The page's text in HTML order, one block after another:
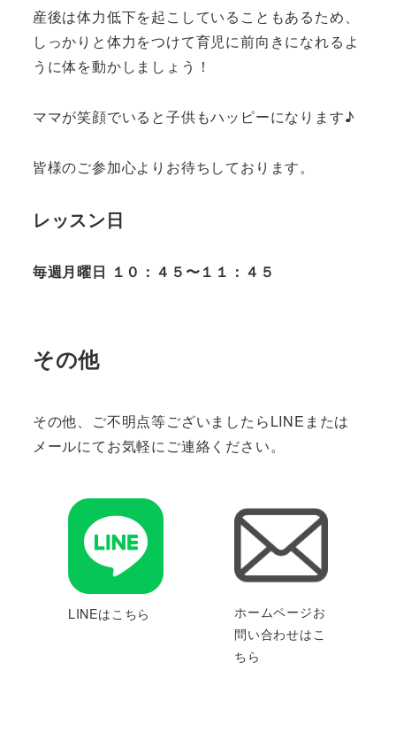
産後は体力低下を起こしていることもあるため、
しっかりと体力をつけて育児に前向きになれるよ
うに体を動かしましょう！
ママが笑顔でいると子供もハッピーになります♪
皆様のご参加心よりお待ちしております。
レッスン日
毎週月曜日 １０：４５〜１１：４５
その他
その他、ご不明点等ございましたらLINEまたは
メールにてお気軽にご連絡ください。
LINEはこちら
ホームページお
問い合わせはこ
ちら